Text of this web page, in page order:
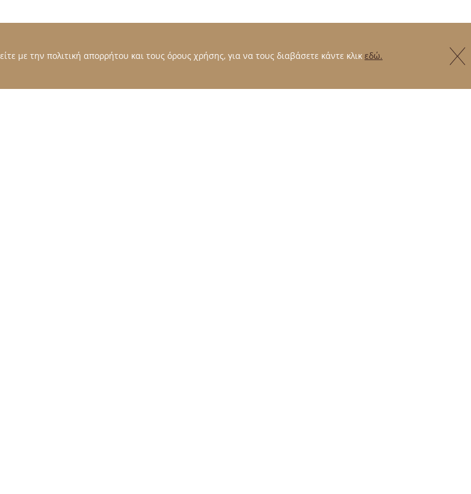
με την πολιτική απορρήτου και τους όρους χρήσης, για να τους διαβάσετε κάντε κλικ εδώ.